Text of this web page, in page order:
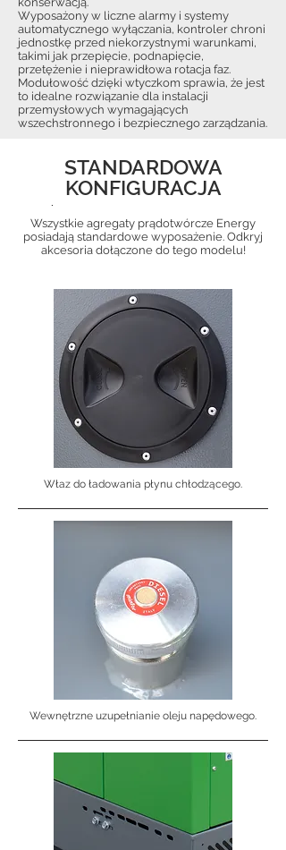
Wyposażony w liczne alarmy i systemy
automatycznego wyłączania, kontroler chroni
jednostkę przed niekorzystnymi warunkami,
takimi jak przepięcie, podnapięcie,
przetężenie i nieprawidłowa rotacja faz.
Modułowość dzięki wtyczkom sprawia, że jest
to idealne rozwiązanie dla instalacji
przemysłowych wymagających
wszechstronnego i bezpiecznego zarządzania.
STANDARDOWA
KONFIGURACJA
Wszystkie agregaty prądotwórcze Energy
posiadają standardowe wyposażenie. Odkryj
akcesoria dołączone do tego modelu!
Właz do ładowania płynu chłodzącego.
Wewnętrzne uzupełnianie oleju napędowego.